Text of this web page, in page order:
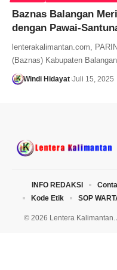
Baznas Balangan
dengan Pawai-
lenterakalimantan.com,
(Baznas) Kabupaten
Windi Hidayat Juli 15, 2025
© 2026 Lentera
INFO REDAKSI
Kode Etik
SOP